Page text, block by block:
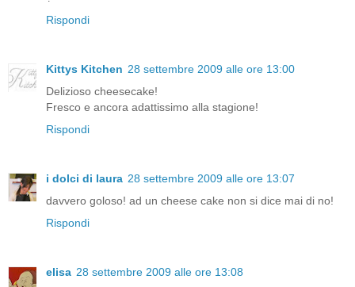
Rispondi
Kittys Kitchen 28 settembre 2009 alle ore 13:00
Delizioso cheesecake!
Fresco e ancora adattissimo alla stagione!
Rispondi
i dolci di laura 28 settembre 2009 alle ore 13:07
davvero goloso! ad un cheese cake non si dice mai di no!
Rispondi
elisa 28 settembre 2009 alle ore 13:08